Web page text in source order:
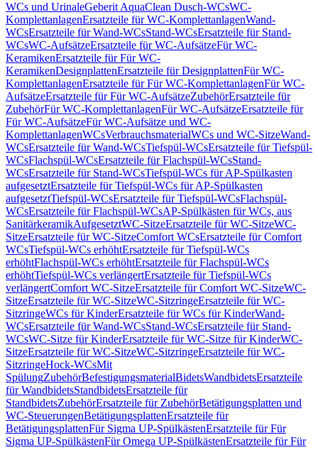
WCs und UrinaleGeberit AquaClean Dusch-WCsWC-
KomplettanlagenErsatzteile für WC-KomplettanlagenWand-
WCsErsatzteile für Wand-WCsStand-WCsErsatzteile für Stand-
WCsWC-AufsätzeErsatzteile für WC-AufsätzeFür WC-
KeramikenErsatzteile für Für WC-
KeramikenDesignplattenErsatzteile für DesignplattenFür WC-
KomplettanlagenErsatzteile für Für WC-KomplettanlagenFür WC-
AufsätzeErsatzteile für Für WC-AufsätzeZubehörErsatzteile für
ZubehörFür WC-KomplettanlagenFür WC-AufsätzeErsatzteile für
Für WC-AufsätzeFür WC-Aufsätze und WC-
KomplettanlagenWCsVerbrauchsmaterialWCs und WC-SitzeWand-
WCsErsatzteile für Wand-WCsTiefspül-WCsErsatzteile für Tiefspül-
WCsFlachspül-WCsErsatzteile für Flachspül-WCsStand-
WCsErsatzteile für Stand-WCsTiefspül-WCs für AP-Spülkasten
aufgesetztErsatzteile für Tiefspül-WCs für AP-Spülkasten
aufgesetztTiefspül-WCsErsatzteile für Tiefspül-WCsFlachspül-
WCsErsatzteile für Flachspül-WCsAP-Spülkästen für WCs, aus
SanitärkeramikAufgesetztWC-SitzeErsatzteile für WC-SitzeWC-
SitzeErsatzteile für WC-SitzeComfort WCsErsatzteile für Comfort
WCsTiefspül-WCs erhöhtErsatzteile für Tiefspül-WCs
erhöhtFlachspül-WCs erhöhtErsatzteile für Flachspül-WCs
erhöhtTiefspül-WCs verlängertErsatzteile für Tiefspül-WCs
verlängertComfort WC-SitzeErsatzteile für Comfort WC-SitzeWC-
SitzeErsatzteile für WC-SitzeWC-SitzringeErsatzteile für WC-
SitzringeWCs für KinderErsatzteile für WCs für KinderWand-
WCsErsatzteile für Wand-WCsStand-WCsErsatzteile für Stand-
WCsWC-Sitze für KinderErsatzteile für WC-Sitze für KinderWC-
SitzeErsatzteile für WC-SitzeWC-SitzringeErsatzteile für WC-
SitzringeHock-WCsMit
SpülungZubehörBefestigungsmaterialBidetsWandbidetsErsatzteile
für WandbidetsStandbidetsErsatzteile für
StandbidetsZubehörErsatzteile für ZubehörBetätigungsplatten und
WC-SteuerungenBetätigungsplattenErsatzteile für
BetätigungsplattenFür Sigma UP-SpülkästenErsatzteile für Für
Sigma UP-SpülkästenFür Omega UP-SpülkästenErsatzteile für Für